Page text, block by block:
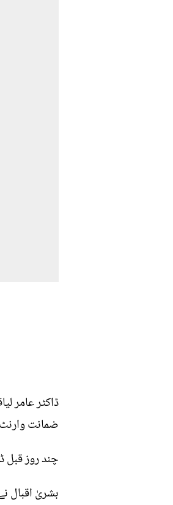
ڈاکٹر عامر
ضمانت
چند روز قبل
بشریٰ اقبال